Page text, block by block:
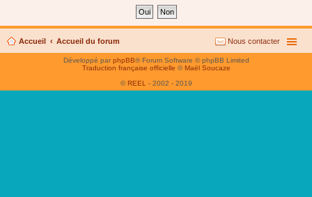
Accueil Accueil du forum Nous contacter
Développé parphpBB® Forum Software © phpBB Limited
Traduction française officielle © Maël Soucaze
© REEL - 2002 - 2019